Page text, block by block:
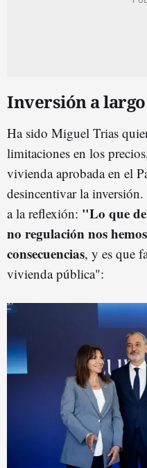
Inversión a
Ha sido Miguel Trias
limitaciones en los
vivienda aprobada en el
desincentivar la
a la reflexión: "Lo que
no regulación nos
consecuencias, y es que
vivienda pública":